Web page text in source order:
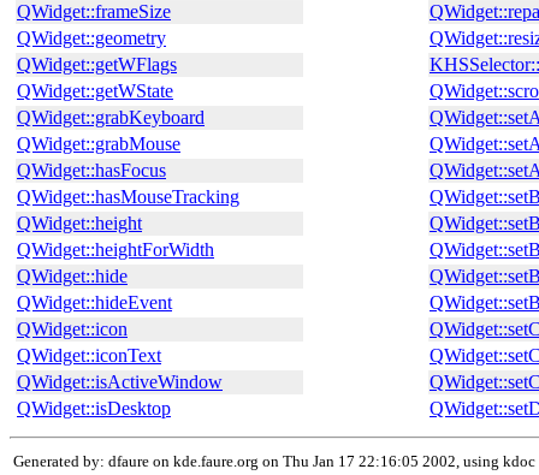
QWidget::frameSize
QWidget::geometry
QWidget::getWFlags
QWidget::getWState
QWidget::grabKeyboard
QWidget::grabMouse
QWidget::hasFocus
QWidget::hasMouseTracking
QWidget::height
QWidget::heightForWidth
QWidget::hide
QWidget::hideEvent
QWidget::icon
QWidget::iconText
QWidget::isActiveWindow
QWidget::isDesktop
Generated by: dfaure on kde.faure.org on Thu Jan 17 22:16:05 2002, using kdoc